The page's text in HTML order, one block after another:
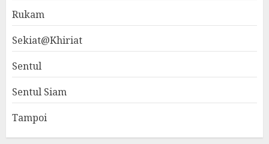
Rukam
Sekiat@Khiriat
Sentul
Sentul Siam
Tampoi